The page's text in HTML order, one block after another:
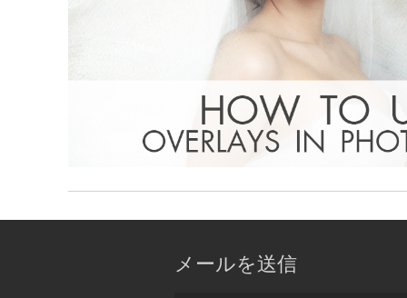
メールを送信